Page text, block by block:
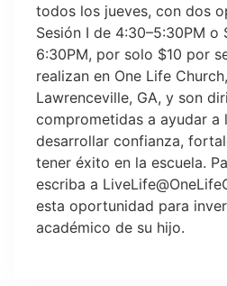
todos los jueves, con dos
Sesión I de 4:30–5:30PM o
6:30PM, por solo $10 por
realizan en One Life
Lawrenceville, GA, y son
comprometidas a ayudar a
desarrollar confianza,
tener éxito en la escuela.
escriba a
esta oportunidad para
académico de su hijo.